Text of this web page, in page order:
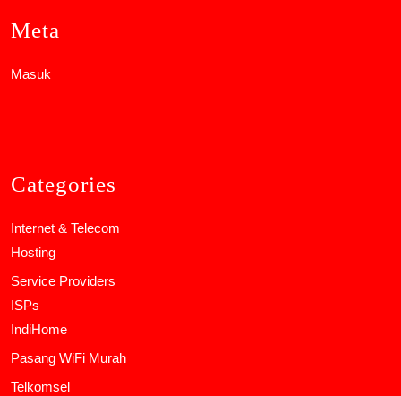
Meta
Masuk
Categories
Internet & Telecom
Hosting
Service Providers
ISPs
IndiHome
Pasang WiFi Murah
Telkomsel